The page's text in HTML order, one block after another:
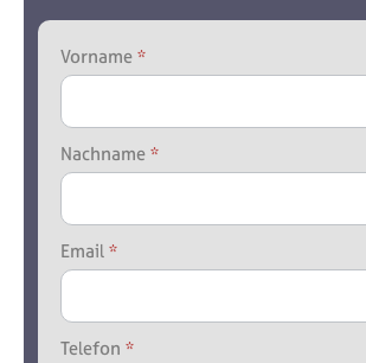
Allgemeine
Anfrage
Vorname*
Nachname*
Email*
Telefon*